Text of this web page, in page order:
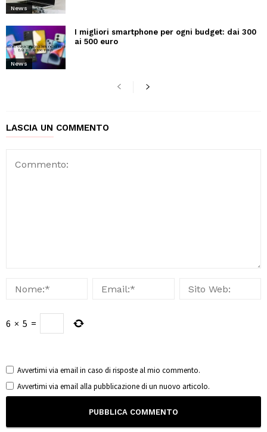
News
News
I migliori smartphone per ogni budget: dai 300
ai 500 euro
LASCIA UN COMMENTO
6 × 5 =
Avvertimi via email in caso di risposte al mio commento.
Avvertimi via email alla pubblicazione di un nuovo articolo.